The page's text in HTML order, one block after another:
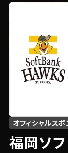
オフィシャルスポ
福岡ソ